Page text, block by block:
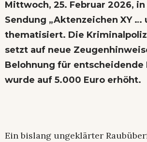
Mittwoch, 25. Februar 2026, in
Sendung „Aktenzeichen XY …
thematisiert. Die
setzt auf neue
Belohnung für entscheidende
wurde auf 5.000 Euro erhöht.
Ein bislang ungeklärter